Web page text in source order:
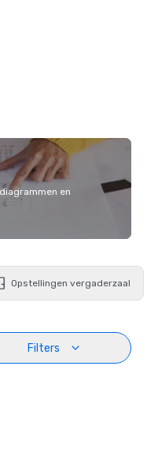
en
Opstellingen vergaderzaal
Filters